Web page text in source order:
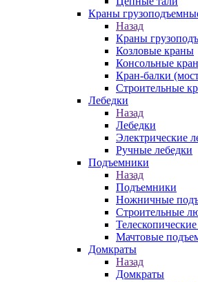
Краны
Назад
Краны
Козловые краны
Консольные
Кран-балки
Строительные
Лебедки
Назад
Лебедки
Электрические
Ручные лебедки
Подъемники
Назад
Подъемники
Ножничные
Строительные
Мачтовые
Домкраты
Назад
Домкраты